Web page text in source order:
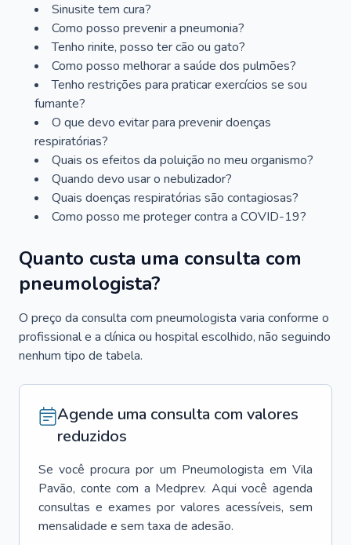
Sinusite tem cura?
Como posso prevenir a pneumonia?
Tenho rinite, posso ter cão ou gato?
Como posso melhorar a saúde dos pulmões?
Tenho restrições para praticar exercícios se sou
fumante?
O que devo evitar para prevenir doenças
respiratórias?
Quais os efeitos da poluição no meu organismo?
Quando devo usar o nebulizador?
Quais doenças respiratórias são contagiosas?
Como posso me proteger contra a COVID-19?
Quanto custa uma consulta com
pneumologista?
O preço da consulta com pneumologista varia conforme o
profissional e a clínica ou hospital escolhido, não seguindo
nenhum tipo de tabela.
Agende uma consulta com valores
reduzidos
Se você procura por um Pneumologista em Vila
Pavão, conte com a Medprev. Aqui você agenda
consultas e exames por valores acessíveis, sem
mensalidade e sem taxa de adesão.